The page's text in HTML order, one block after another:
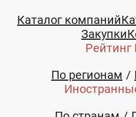
Каталог компаний
Закупки
Рейтинг
По регионам